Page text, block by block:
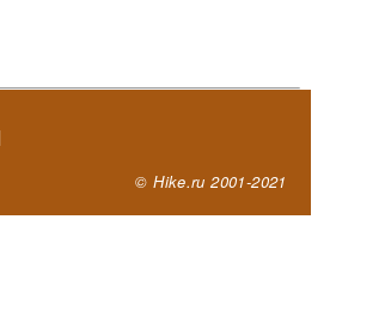
|
© Hike.ru 2001-2021